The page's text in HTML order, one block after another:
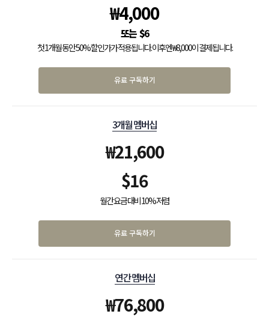
₩4,000
$6
첫 1개월 동안 50% 할인가가 적용됩니다. 이후엔 ₩8,000이 결제됩니다.
유료 구독하기
3개월 멤버십
₩21,600
$16
월간 요금 대비 10% 저렴
유료 구독하기
연간 멤버십
₩76,800